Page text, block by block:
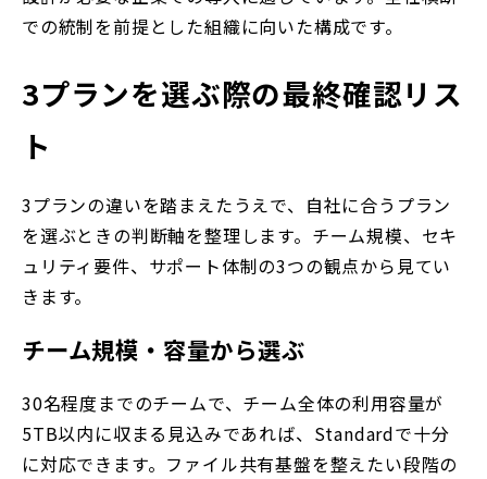
での統制を前提とした組織に向いた構成です。
3プランを選ぶ際の最終確認リス
ト
3プランの違いを踏まえたうえで、自社に合うプラン
を選ぶときの判断軸を整理します。チーム規模、セキ
ュリティ要件、サポート体制の3つの観点から見てい
きます。
チーム規模・容量から選ぶ
30名程度までのチームで、チーム全体の利用容量が
5TB以内に収まる見込みであれば、Standardで十分
に対応できます。ファイル共有基盤を整えたい段階の